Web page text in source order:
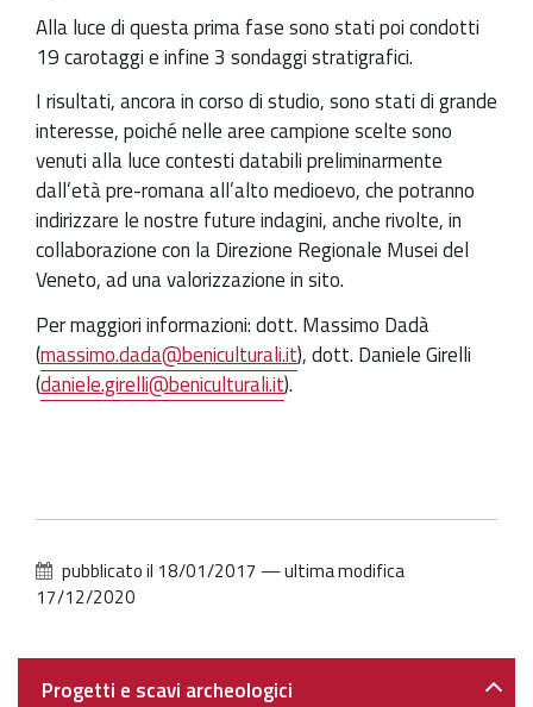
Alla luce di questa prima fase sono stati poi condotti
19 carotaggi e infine 3 sondaggi stratigrafici.
I risultati, ancora in corso di studio, sono stati di grande
interesse, poiché nelle aree campione scelte sono
venuti alla luce contesti databili preliminarmente
dall’età pre-romana all’alto medioevo, che potranno
indirizzare le nostre future indagini, anche rivolte, in
collaborazione con la Direzione Regionale Musei del
Veneto, ad una valorizzazione in sito.
Per maggiori informazioni: dott. Massimo Dadà
(massimo.dada@beniculturali.it), dott. Daniele Girelli
(daniele.girelli@beniculturali.it).
pubblicato il 18/01/2017 —ultima modifica
17/12/2020
Navigazione
Progetti e scavi archeologici